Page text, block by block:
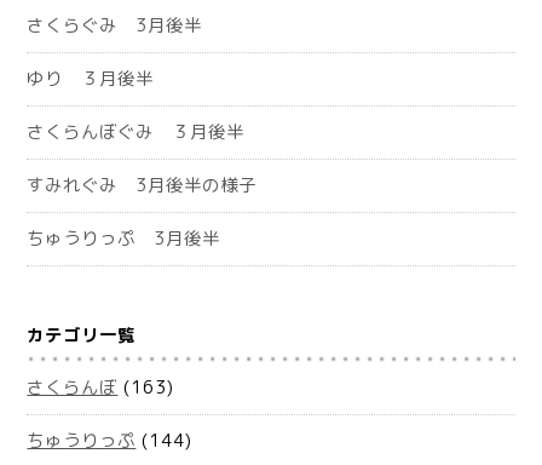
さくらぐみ 3月後半
ゆり ３月後半
さくらんぼぐみ ３月後半
すみれぐみ 3月後半の様子
ちゅうりっぷ 3月後半
カテゴリ一覧
さくらんぼ (163)
ちゅうりっぷ (144)